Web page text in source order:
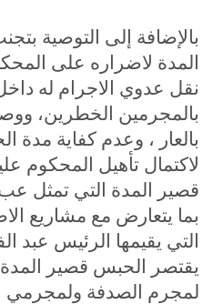
بالإضافة إلى التوصية
المدة لاضراره على
نقل عدوي الاجرام له
بالمجرمين الخطرين،
بالعار ، وعدم كفاية مدة
لاكتمال تأهيل المحكوم
قصير المدة التي تمثل
بما يتعارض مع مشاريع
التي يقيمها الرئيس عبد
يقتصر الحبس قصير
لمجرم الصدفة ولمجرمي